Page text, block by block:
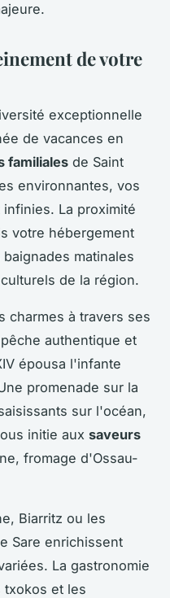
de votre
exceptionnelle
de vacances en
familiales de Saint
environnantes, vos
La proximité
votre hébergement
matinales
de la région.
charmes à travers ses
authentique et
épousa l'infante
promenade sur la
sur l'océan,
initie aux saveurs
fromage d'Ossau-
Biarritz ou les
Sare enrichissent
La gastronomie
txokos et les